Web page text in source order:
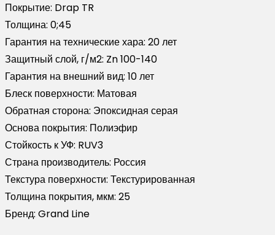
Покрытие: Drap TR
Толщина: 0;45
Гарантия на технические хара: 20 лет
Защитный слой, г/м2: Zn 100-140
Гарантия на внешний вид: 10 лет
Блеск поверхности: Матовая
Обратная сторона: Эпоксидная серая
Основа покрытия: Полиэфир
Стойкость к УФ: RUV3
Страна производитель: Россия
Текстура поверхности: Текстурированная
Толщина покрытия, мкм: 25
Бренд: Grand Line